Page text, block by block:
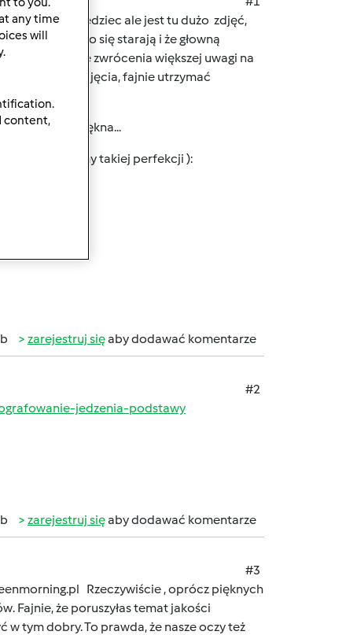
mi to powiedziec ale jest tu dużo zdjęć,
bardzo się starają i że głowną
odrobienie zwrócenia większej uwagi na
o sztuczne zdjęcia, fajnie utrzymać
piękna...
nie osiągniemy takiej perfekcji ):
zarejestruj sięaby dodawać komentarze
#2
jedzenia-podstawy
zarejestruj sięaby dodawać komentarze
#3
Rzeczywiście , oprócz pięknych
Fajnie, że poruszyłas temat jakości
tym dobry. To prawda, że nasze oczy też
any time
will
content,